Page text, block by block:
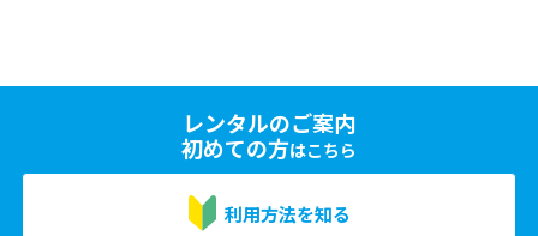
レンタルのご案内
初めての方はこちら
利用方法を知る